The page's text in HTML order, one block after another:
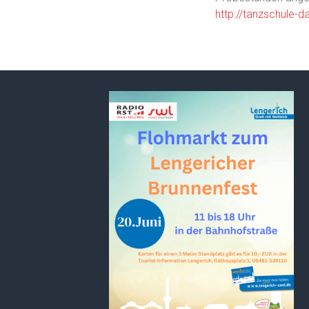
http://tanzschule-